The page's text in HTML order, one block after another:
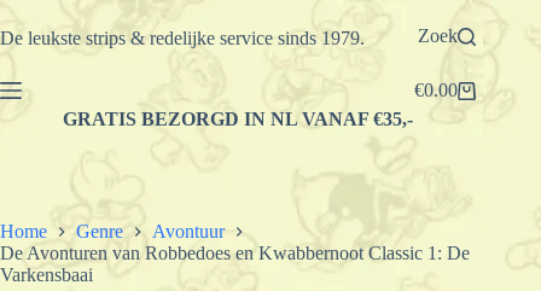
Ga
naar
De leukste strips & redelijke service sinds 1979. Zoek
Winkelwagen
€0.00
GRATIS BEZORGD IN NL VANAF €35,-
Home Genre
Avontuur
De Avonturen van Robbedoes en Kwabbernoot Classic 1: De
Varkensbaai